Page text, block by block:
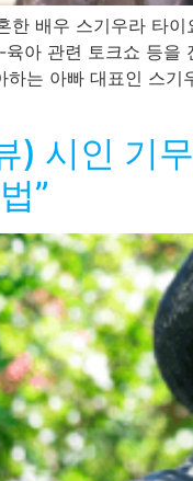
배우 스기우라 타이
육아 관련 토크쇼 등
하는 아빠 대표인 스
) 시인 기
”